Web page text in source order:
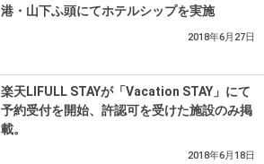
港・山下ふ頭にてホテルシップを実施
2018年6月27日
楽天LIFULL STAYが「Vacation STAY」にて
予約受付を開始、許認可を受けた施設のみ掲
載。
2018年6月18日